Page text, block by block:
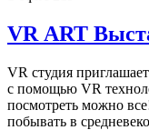
VR ART
VR студия
с помощью VR
посмотреть можно
побывать в